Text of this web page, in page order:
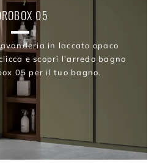
05
in laccato opaco
e scopri l'arredo bagno
05 per il tuo bagno.